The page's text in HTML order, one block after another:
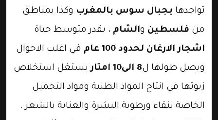
تواجدها بجبال سوس بالمغرب وكذا بمناطق
من فلسطين والشام ، يقدر متوسط حياة
اشجار الارغان لحدود 100 عام
في اغلب الاحوال
ويصل طولها ل8 الى10 امتار
يستغل استخلاص
زيوتها في انتاج المواد الطبية ومواد التجميل
الخاصة بنقاء ورطوبة البشرة والعناية بالشعر .